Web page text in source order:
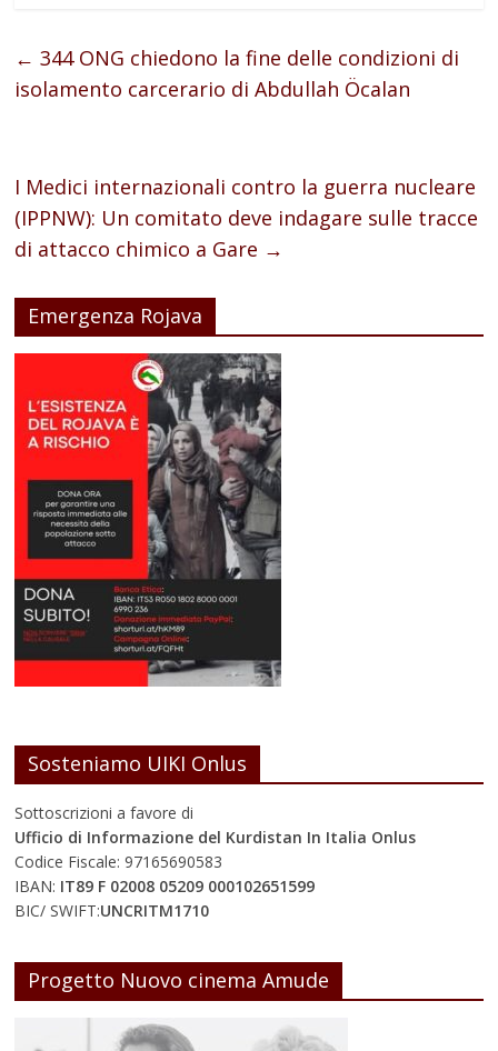
← 344 ONG chiedono la fine delle condizioni di
isolamento carcerario di Abdullah Öcalan
I Medici internazionali contro la guerra nucleare
(IPPNW): Un comitato deve indagare sulle tracce
di attacco chimico a Gare →
Emergenza Rojava
Sosteniamo UIKI Onlus
Sottoscrizioni a favore di
Ufficio di Informazione del Kurdistan In Italia Onlus
Codice Fiscale: 97165690583
IBAN: IT89 F 02008 05209 000102651599
BIC/ SWIFT:UNCRITM1710
Progetto Nuovo cinema Amude